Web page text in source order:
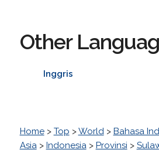
Other
Inggris
Home> Top >World> Bahasa
Asia> Indonesia> Provinsi >